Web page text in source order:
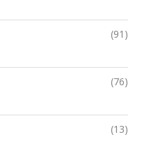
(91)
(76)
(13)